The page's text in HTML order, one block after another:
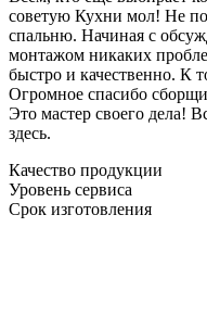
советую Кухни мол! Не
спальню. Начиная с
монтажом никаких
быстро и качественно. К
Огромное спасибо
Это мастер своего дела!
здесь.
Качество продукции
Уровень сервиса
Срок изготовления